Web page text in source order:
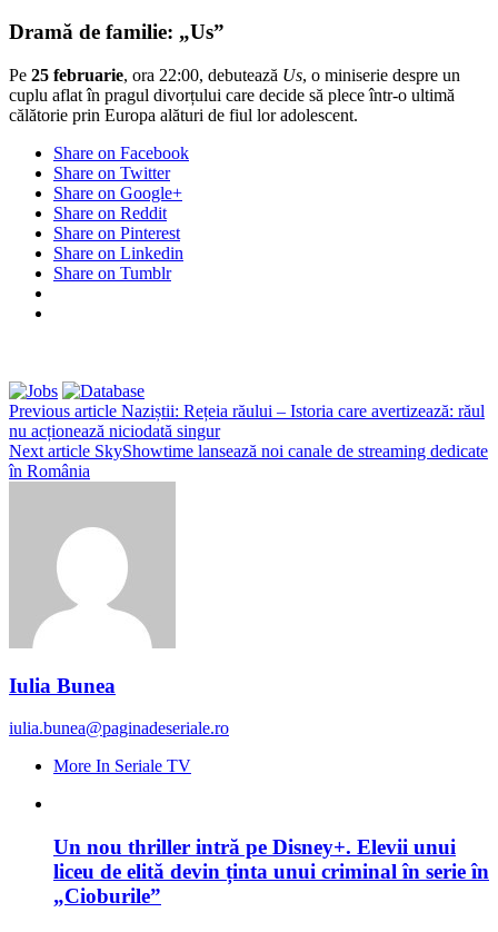
Dramă de familie: „Us”
Pe 25 februarie, ora 22:00, debutează Us, o miniserie despre un
cuplu aflat în pragul divorțului care decide să plece într-o ultimă
călătorie prin Europa alături de fiul lor adolescent.
Share on Facebook
Share on Twitter
Share on Google+
Share on Reddit
Share on Pinterest
Share on Linkedin
Share on Tumblr
Previous article Naziștii: Rețeia răului – Istoria care avertizează: răul
nu acționează niciodată singur
Next article SkyShowtime lansează noi canale de streaming dedicate
în România
Iulia Bunea
iulia.bunea@paginadeseriale.ro
More In Seriale TV
Un nou thriller intră pe Disney+. Elevii unui
liceu de elită devin ținta unui criminal în serie în
„Cioburile”